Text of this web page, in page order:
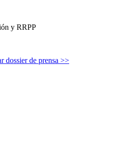
y RRPP
dossier de prensa >>